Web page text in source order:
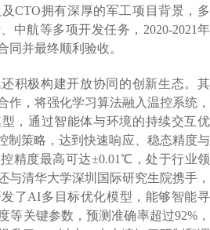
CTO拥有深厚的军工项目背景，多
中航等多项开发任务，2020-2021年
同并最终顺利验收。
积极构建开放协同的创新生态。其
作，将强化学习算法融入温控系统，
，通过智能体与环境的持续交互优
制策略，达到快速响应、稳态精度与
精度最高可达±0.01℃，处于行业领
与清华大学深圳国际研究生院携手，
了AI多目标优化模型，能够智能寻
等关键参数，预测准确率超过92%，